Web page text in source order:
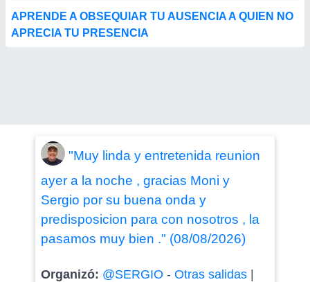
APRENDE A OBSEQUIAR TU AUSENCIA A QUIEN NO
APRECIA TU PRESENCIA
"Muy linda y entretenida reunion
ayer a la noche , gracias Moni y
Sergio por su buena onda y
predisposicion para con nosotros , la
pasamos muy bien ." (08/08/2026)
Organizó: @SERGIO - Otras salidas|